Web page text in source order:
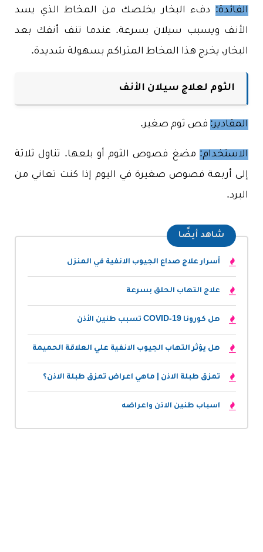
الفائدة: دفء البخار يخلصك من المخاط الذي يسد
الأنف ويسبب سيلان بسرعة. عندما تنف أنفك بعد
البخار، يخرج هذا المخاط المتراكم بسهولة شديدة.
الثوم لعلاج سيلان الأنف
المقادير: فص ثوم صغير.
الاستخدام: مضغ فصوص الثوم أو بلعها. تناول ثلاثة
إلى أربعة فصوص صغيرة في اليوم إذا كنت تعاني من
البرد.
شاهد أيضًا
أسرار علاج صداع الجيوب الانفية في المنزل
علاج التهاب الحلق بسرعة
هل كورونا COVID-19 تسبب طنين الأذن
هل يؤثر التهاب الجيوب الانفية علي العلاقة الحميمة
تمزق طبلة الاذن | ماهي اعراض تمزق طبلة الاذن؟
اسباب طنين الاذن واعراضه